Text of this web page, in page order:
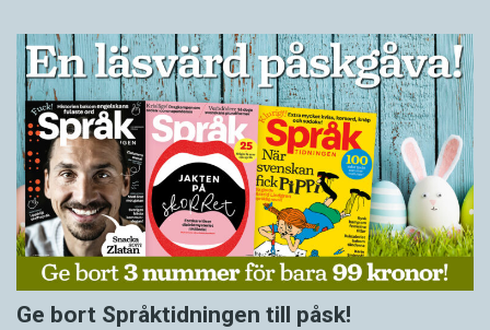
Ge bort Språktidningen till påsk!